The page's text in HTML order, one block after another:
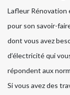
Lafleur
pour son savoir-
dont vous avez
d’électricité qui
répondent aux
Si vous avez des